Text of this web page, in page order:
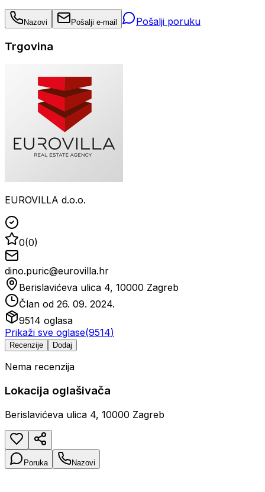
Nazovi Pošalji e-mail Pošalji poruku
Trgovina
EUROVILLA d.o.o.
0(0)
dino.puric@eurovilla.hr
Berislavićeva ulica 4, 10000 Zagreb
Član od 26. 09. 2024.
9514 oglasa
Prikaži sve oglase(9514)
Recenzije Dodaj
Nema recenzija
Lokacija oglašivača
Berislavićeva ulica 4, 10000 Zagreb
Poruka Nazovi